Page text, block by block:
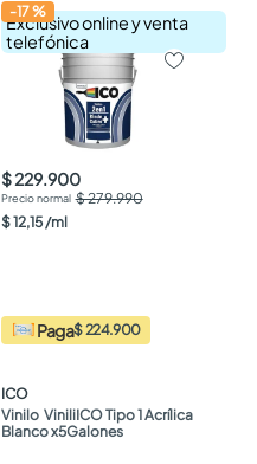
Exclusivo online y venta
telefónica
-17%
$ 229.900
$ 279.990
$12,15 /ml
Paga$ 224.900
ICO
Vinilo  ViniliICO Tipo 1 Acrílica
Blanco x5Galones